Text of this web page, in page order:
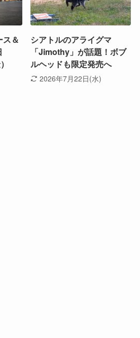
ス＆
シアトルのアライグマ
「Jimothy」が話題！ボブ
ルヘッドも限定発売へ
2026年7月22日(水)